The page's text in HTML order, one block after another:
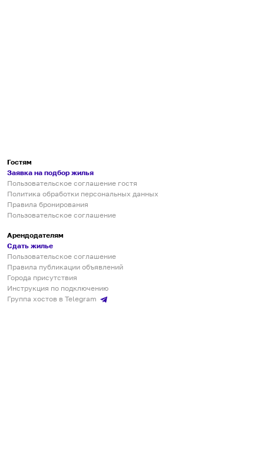
Гостям
Заявка на подбор жилья
Пользовательское соглашение гостя
Политика обработки персональных данных
Правила бронирования
Пользовательское соглашение
Арендодателям
Сдать жилье
Пользовательское соглашение
Правила публикации объявлений
Города присутствия
Инструкция по подключению
Группа хостов в Telegram